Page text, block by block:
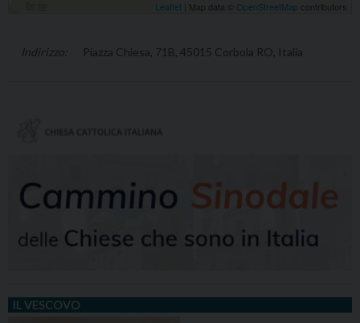
Leaflet | Map data © OpenStreetMap contributors
Piazza Chiesa, 71B, 45015 Corbola RO, Italia
IL VESCOVO